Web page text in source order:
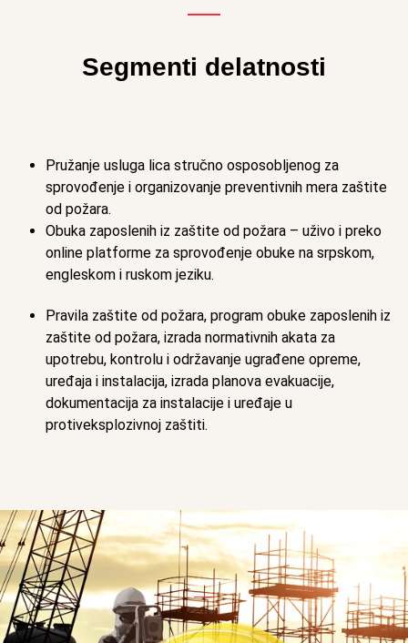
Segmenti delatnosti
Pružanje usluga lica stručno osposobljenog za
sprovođenje i organizovanje preventivnih mera zaštite
od požara.
Obuka zaposlenih iz zaštite od požara – uživo i preko
online platforme za sprovođenje obuke na srpskom,
engleskom i ruskom jeziku.
Pravila zaštite od požara, program obuke zaposlenih iz
zaštite od požara, izrada normativnih akata za
upotrebu, kontrolu i održavanje ugrađene opreme,
uređaja i instalacija, izrada planova evakuacije,
dokumentacija za instalacije i uređaje u
protiveksplozivnoj zaštiti.